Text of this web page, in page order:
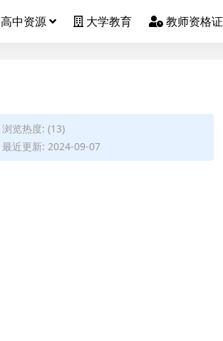
高中资源 大学教育 教师资格证
浏览热度: (13)
最近更新: 2024-09-07